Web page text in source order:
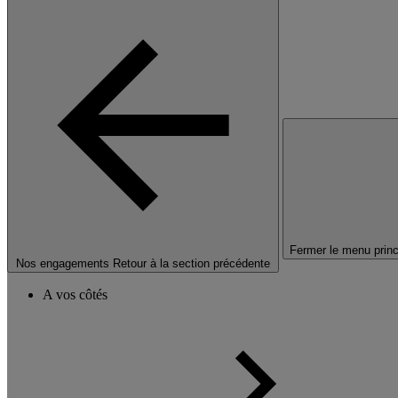
Nos engagements Retour à la section précédente
Fermer le menu
A vos côtés